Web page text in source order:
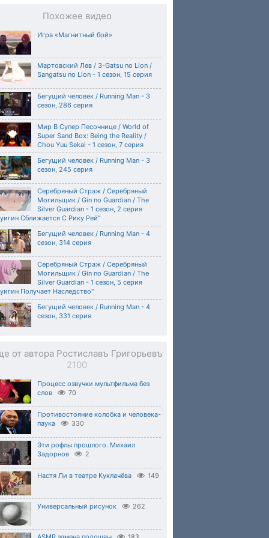
Похожее видео
Игра «Магнитный бой»
Мартовский Лев / 3-Gatsu no Lion /
Sangatsu no Lion - 1 сезон, 15 серия
Бегущий человек / Running Man - 3
сезон, 286 серия
Мир В Супер Песочнице / World of
Super Sand Box: Being the Reality /
Chou Yuu Sekai - 1 сезон, 7 серия
Бегущий человек / Running Man - 3
сезон, 245 серия
Серебряный Страж / Серебряный
Могильщик / Gin no Guardian / The
Silver Guardian - 1 сезон, 2 серия
Сближается С Рику Рей"
Бегущий человек / Running Man - 4
сезон, 314 серия
Серебряный Страж / Серебряный
Могильщик / Gin no Guardian / The
Silver Guardian - 1 сезон, 5 серия
Получает Наследство"
Бегущий человек / Running Man - 4
сезон, 331 серия
от автора Ростиславъ Григорьевъ
2100
Процесс озвучки мультфильма без
слов
70
Противостояние колобка и человека-
паука
330
Эти рофлы прошлого. Михаил
Задорнов
2
Настя Ли в театре Куклачёва 149
Универсальный рисунок 262